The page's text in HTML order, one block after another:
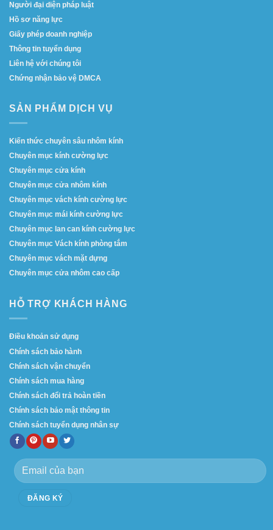
Người đại diện pháp luật
Hồ sơ năng lực
Giấy phép doanh nghiệp
Thông tin tuyển dụng
Liên hệ với chúng tôi
Chứng nhận bảo vệ DMCA
SẢN PHẨM DỊCH VỤ
Kiến thức chuyên sâu nhôm kính
Chuyên mục kính cường lực
Chuyên mục cửa kính
Chuyên mục cửa nhôm kính
Chuyên mục vách kính cường lực
Chuyên mục mái kính cường lực
Chuyên mục lan can kính cường lực
Chuyên mục Vách kính phòng tắm
Chuyên mục vách mặt dựng
Chuyên mục cửa nhôm cao cấp
HỖ TRỢ KHÁCH HÀNG
Điều khoản sử dụng
Chính sách bảo hành
Chính sách vận chuyển
Chính sách mua hàng
Chính sách đổi trả hoàn tiền
Chính sách bảo mật thông tin
Chính sách tuyển dụng nhân sự